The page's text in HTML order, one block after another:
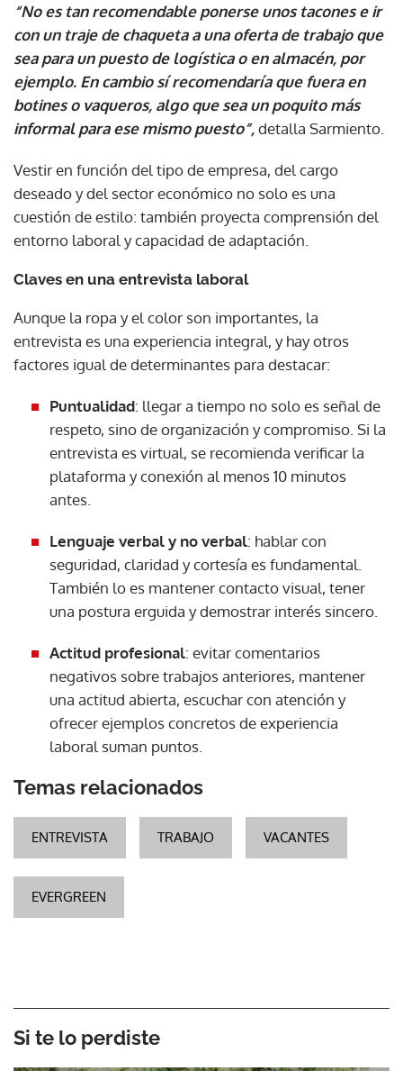
“No es tan recomendable ponerse unos tacones e ir
con un traje de chaqueta a una oferta de trabajo que
sea para un puesto de logística o en almacén, por
ejemplo. En cambio sí recomendaría que fuera en
botines o vaqueros, algo que sea un poquito más
informal para ese mismo puesto”,detalla Sarmiento.
Vestir en función del tipo de empresa, del cargo
deseado y del sector económico no solo es una
cuestión de estilo: también proyecta comprensión del
entorno laboral y capacidad de adaptación.
Claves en una entrevista laboral
Aunque la ropa y el color son importantes, la
entrevista es una experiencia integral, y hay otros
factores igual de determinantes para destacar:
Puntualidad: llegar a tiempo no solo es señal de
respeto, sino de organización y compromiso. Si la
entrevista es virtual, se recomienda verificar la
plataforma y conexión al menos 10 minutos
antes.
Lenguaje verbal y no verbal: hablar con
seguridad, claridad y cortesía es fundamental.
También lo es mantener contacto visual, tener
una postura erguida y demostrar interés sincero.
Actitud profesional: evitar comentarios
negativos sobre trabajos anteriores, mantener
una actitud abierta, escuchar con atención y
ofrecer ejemplos concretos de experiencia
laboral suman puntos.
Temas relacionados
ENTREVISTA TRABAJO VACANTES
EVERGREEN
Si te lo perdiste